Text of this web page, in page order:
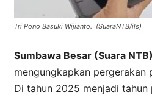
Tri Pono Basuki Wijianto. (SuaraNTB/ils)
Sumbawa Besar (Suara NTB)
mengungkapkan
Di tahun 2025 menjadi